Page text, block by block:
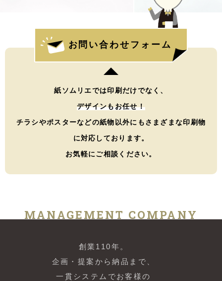
お問い合わせフォーム
紙ソムリエでは印刷だけでなく、
デザインもお任せ！
チラシやポスターなどの紙物以外にもさまざまな印刷物
に対応しております。
お気軽にご相談ください。
MANAGEMENT COMPANY
創業110年。
企画・提案から納品まで、
一貫システムでお客様の